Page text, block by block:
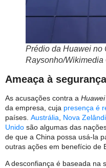
Prédio da Huawei no
Raysonho/Wikimedia
Ameaça à segurança
As acusações contra a Huawei
da empresa, cuja presença é
países. Austrália Nova
Unido são algumas das
de que a China possa usá-la
outras ações em benefício de
A desconfiança é baseada na